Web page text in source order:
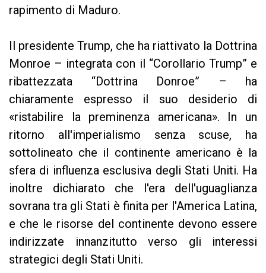
rapimento di Maduro.
Il presidente Trump, che ha riattivato la Dottrina
Monroe – integrata con il “Corollario Trump” e
ribattezzata “Dottrina Donroe” – ha
chiaramente espresso il suo desiderio di
«ristabilire la preminenza americana». In un
ritorno all'imperialismo senza scuse, ha
sottolineato che il continente americano è la
sfera di influenza esclusiva degli Stati Uniti. Ha
inoltre dichiarato che l'era dell'uguaglianza
sovrana tra gli Stati è finita per l'America Latina,
e che le risorse del continente devono essere
indirizzate innanzitutto verso gli interessi
strategici degli Stati Uniti.